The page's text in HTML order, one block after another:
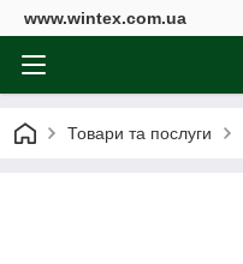
www.wintex.com.ua
Товари та послуги